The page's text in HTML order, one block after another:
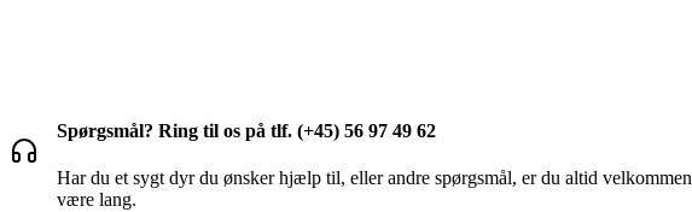
Spørgsmål? Ring til os på tlf. (+45) 56 97 49 62
Har du et sygt dyr du ønsker hjælp til, eller andre spørgsmål, er du altid
være lang.